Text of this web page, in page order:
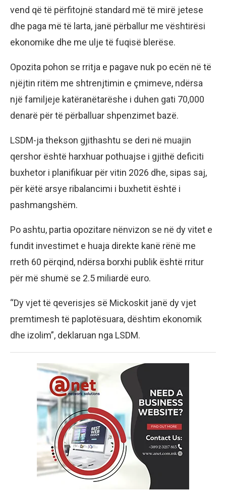
vend që të përfitojnë standard më të mirë jetese
dhe paga më të larta, janë përballur me vështirësi
ekonomike dhe me ulje të fuqisë blerëse.
Opozita pohon se rritja e pagave nuk po ecën në të
njëjtin ritëm me shtrenjtimin e çmimeve, ndërsa
një familjeje katëranëtarëshe i duhen gati 70,000
denarë për të përballuar shpenzimet bazë.
LSDM-ja thekson gjithashtu se deri në muajin
qershor është harxhuar pothuajse i gjithë deficiti
buxhetor i planifikuar për vitin 2026 dhe, sipas saj,
për këtë arsye ribalancimi i buxhetit është i
pashmangshëm.
Po ashtu, partia opozitare nënvizon se në dy vitet e
fundit investimet e huaja direkte kanë rënë me
rreth 60 përqind, ndërsa borxhi publik është rritur
për më shumë se 2.5 miliardë euro.
“Dy vjet të qeverisjes së Mickoskit janë dy vjet
premtimesh të paplotësuara, dështim ekonomik
dhe izolim”, deklaruan nga LSDM.